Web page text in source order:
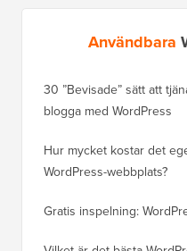
Användbara
30 ”Bevisade” sätt att
blogga med WordPress
Hur mycket kostar det
WordPress-webbplats?
Gratis inspelning: